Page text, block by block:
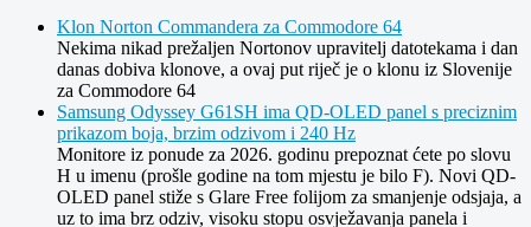
Klon Norton Commandera za Commodore 64
Nekima nikad prežaljen Nortonov upravitelj datotekama i dan
danas dobiva klonove, a ovaj put riječ je o klonu iz Slovenije
za Commodore 64
Samsung Odyssey G61SH ima QD-OLED panel s preciznim
prikazom boja, brzim odzivom i 240 Hz
Monitore iz ponude za 2026. godinu prepoznat ćete po slovu
H u imenu (prošle godine na tom mjestu je bilo F). Novi QD-
OLED panel stiže s Glare Free folijom za smanjenje odsjaja, a
uz to ima brz odziv, visoku stopu osvježavanja panela i